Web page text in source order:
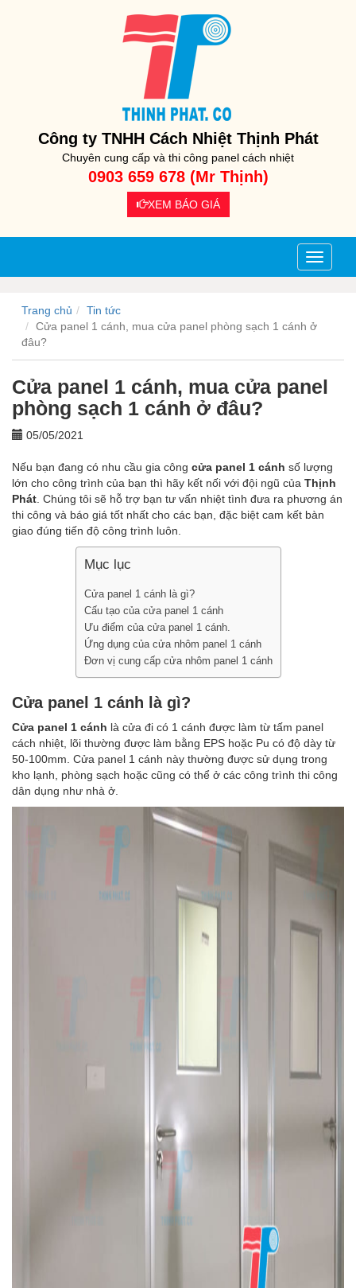
Công ty TNHH Cách Nhiệt Thịnh Phát
Chuyên cung cấp và thi công panel cách nhiệt
0903 659 678 (Mr Thịnh)
XEM BÁO GIÁ
Toggle
Trang chủ
Tin tức
Cửa panel 1 cánh, mua cửa panel phòng sạch 1 cánh ở
đâu?
Cửa panel 1 cánh, mua cửa panel
phòng sạch 1 cánh ở đâu?
05/05/2021
Nếu bạn đang có nhu cầu gia công cửa panel 1 cánh số lượng
lớn cho công trình của bạn thì hãy kết nối với đội ngũ của Thịnh
Phát . Chúng tôi sẽ hỗ trợ bạn tư vấn nhiệt tình đưa ra phương án
thi công và báo giá tốt nhất cho các bạn, đặc biệt cam kết bàn
giao đúng tiến độ công trình luôn.
Mục lục
Cửa panel 1 cánh là gì?
Cấu tạo của cửa panel 1 cánh
Ưu điểm của cửa panel 1 cánh.
Ứng dụng của cửa nhôm panel 1 cánh
Đơn vị cung cấp cửa nhôm panel 1 cánh
Cửa panel 1 cánh là gì?
Cửa panel 1 cánh là cửa đi có 1 cánh được làm từ tấm panel
cách nhiệt, lõi thường được làm bằng EPS hoặc Pu có độ dày từ
50-100mm. Cửa panel 1 cánh này thường được sử dụng trong
kho lạnh, phòng sạch hoặc cũng có thể ở các công trình thi công
dân dụng như nhà ở.